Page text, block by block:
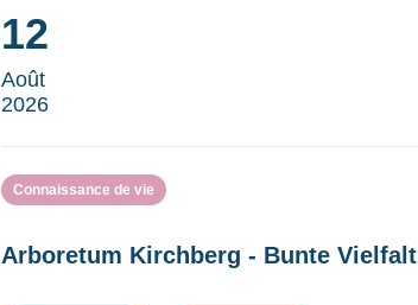
12
Août
2026
Connaissance de vie
Arboretum Kirchberg - Bunte Vielfalt